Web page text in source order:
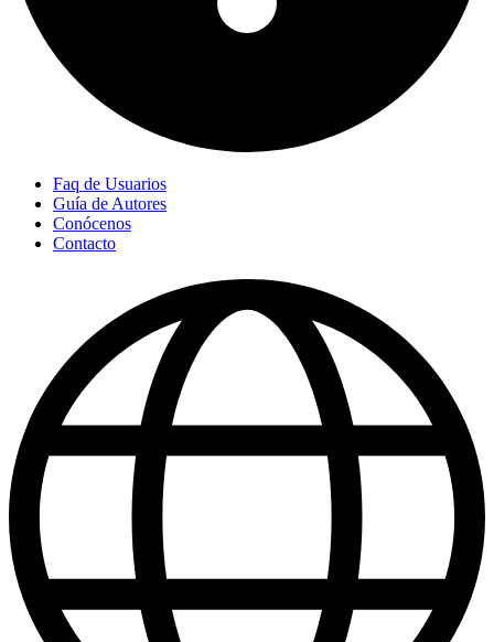
Faq de Usuarios
Guía de Autores
Conócenos
Contacto